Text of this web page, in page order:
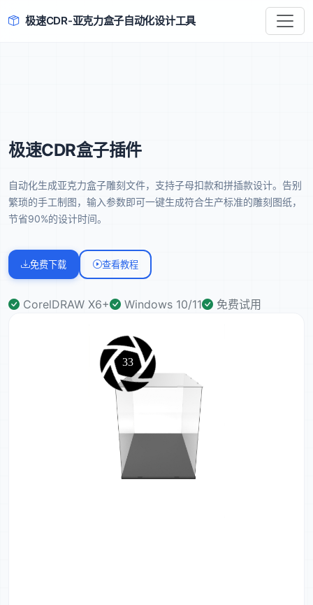
极速CDR-亚克力盒子自动化设计工具
极速CDR盒子插件
自动化生成亚克力盒子雕刻文件，支持子母扣款和拼插款设计。告别
繁琐的手工制图，输入参数即可一键生成符合生产标准的雕刻图纸，
节省90%的设计时间。
免费下载 查看教程
CorelDRAW X6+ Windows 10/11 免费试用